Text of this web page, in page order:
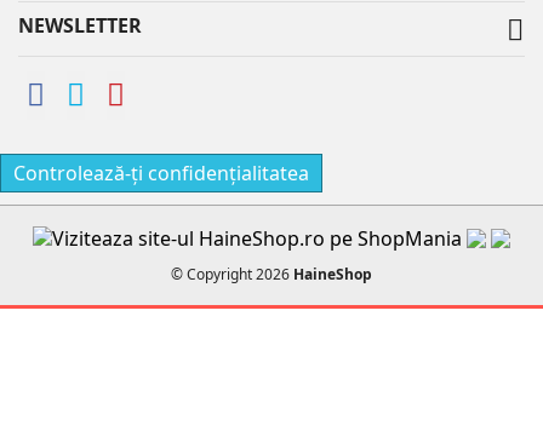
NEWSLETTER 
Controlează-ți confidențialitatea
© Copyright 2026 HaineShop